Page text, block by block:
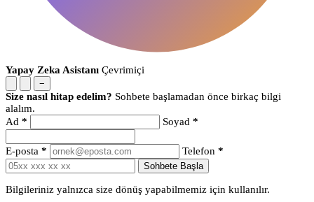
Yapay Zeka Asistanı Çevrimiçi
−
Size nasıl hitap edelim? Sohbete başlamadan önce birkaç bilgi
alalım.
Ad * Soyad *
E-posta * Telefon *
Sohbete Başla
Bilgileriniz yalnızca size dönüş yapabilmemiz için kullanılır.